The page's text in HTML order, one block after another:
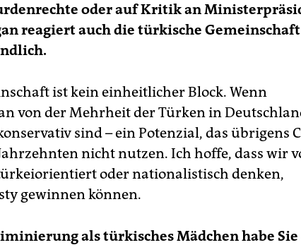
oder auf Kritik an
reagiert auch die türkische
ist kein einheitlicher Block. Wenn
von der Mehrheit der Türken in
sind – ein Potenzial, das übrigens
nicht nutzen. Ich hoffe, dass wir
oder nationalistisch denken,
gewinnen können.
als türkisches Mädchen habe